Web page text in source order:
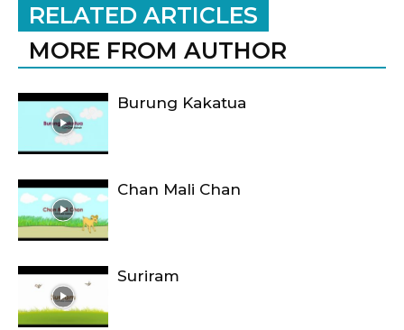
RELATED ARTICLES
MORE FROM AUTHOR
Burung Kakatua
Chan Mali Chan
Suriram